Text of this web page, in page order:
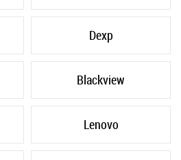
Dexp
Blackview
Lenovo